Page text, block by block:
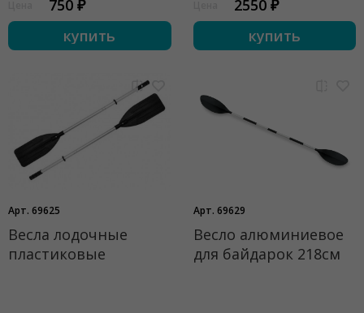
750 ₽
купить
2550 ₽
купить
Арт. 69625
Весла лодочные
пластиковые
Арт. 69629
Весло алюминиевое
для байдарок 218см